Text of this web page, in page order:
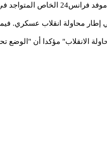
الرئاسي بعاصمة النيجر نيامي، أكد
إطار محاولة انقلاب عسكري.
الانقلاب" مؤكدا أن "الوضع